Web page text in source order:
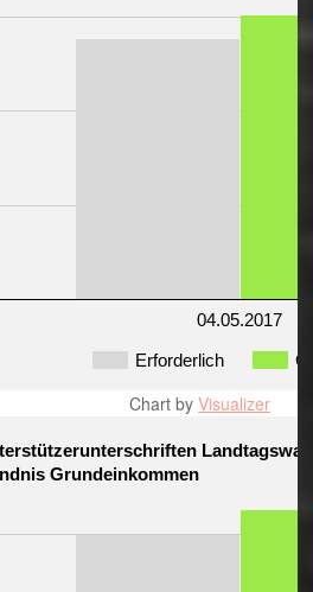
Erforderlich
04.05.2017
Chart byVisualizer
Grundeinkommen